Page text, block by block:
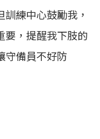
練中心鼓勵我，
要，提醒我下肢的
守備員不好防